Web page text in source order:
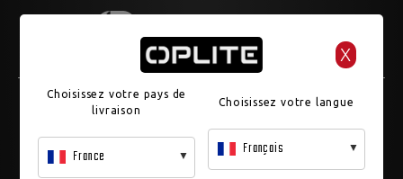
Nos partenaires
X
Choisissez votre pays de
livraison
France
Choisissez votre langue
Français